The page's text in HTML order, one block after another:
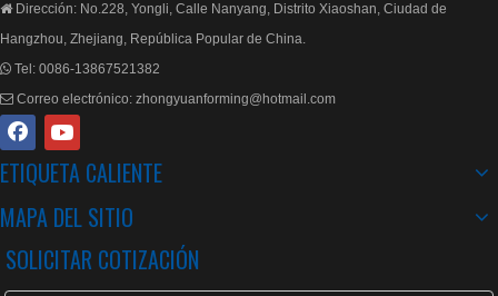
 Dirección: No.228, Yongli, Calle Nanyang, Distrito Xiaoshan, Ciudad de
Hangzhou, Zhejiang, República Popular de China.
 Tel: 0086-13867521382
 Correo electrónico: zhongyuanforming@hotmail.com
ETIQUETA CALIENTE
MAPA DEL SITIO
SOLICITAR COTIZACIÓN